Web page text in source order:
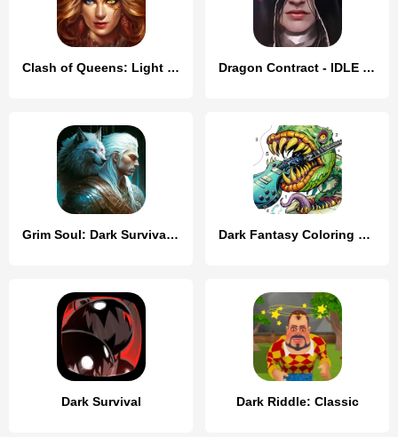
Clash of Queens: Light or Dark Dragon Contract - IDLE MMORPG
Grim Soul: Dark Survival RPG Dark Fantasy Coloring Games
Dark Survival Dark Riddle: Classic